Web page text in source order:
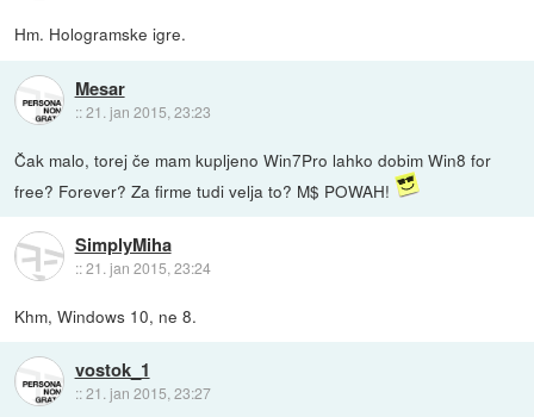
Hm. Hologramske igre.
Mesar
::21. jan 2015, 23:23
Čak malo, torej če mam kupljeno Win7Pro lahko dobim Win8 for
free? Forever? Za firme tudi velja to? M$ POWAH!
SimplyMiha
::21. jan 2015, 23:24
Khm, Windows 10, ne 8.
vostok_1
::21. jan 2015, 23:27